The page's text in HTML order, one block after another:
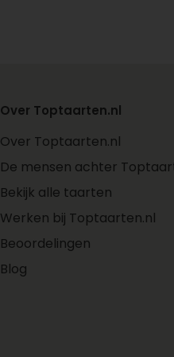
Over Toptaarten.nl
Over Toptaarten.nl
De mensen achter
Bekijk alle taarten
Werken bij Toptaarten.nl
Beoordelingen
Blog